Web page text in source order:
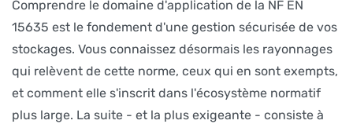
Comprendre le domaine d'application de la NF EN
15635 est le fondement d'une gestion sécurisée de vos
stockages. Vous connaissez désormais les rayonnages
qui relèvent de cette norme, ceux qui en sont exempts,
et comment elle s'inscrit dans l'écosystème normatif
plus large. La suite - et la plus exigeante - consiste à